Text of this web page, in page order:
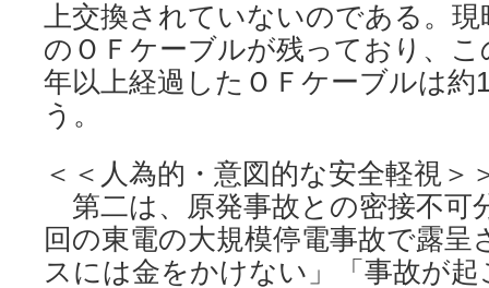
上交換されていないのである。
のＯＦケーブルが残っており、
年以上経過したＯＦケーブルは約
う。
＜＜人為的・意図的な安全軽視＞
第二は、原発事故との密接不可
回の東電の大規模停電事故で露
スには金をかけない」「事故が